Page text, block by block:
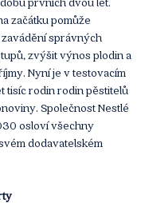
začátku pomůže
správných
zvýšit výnos plodin a
Nyní je v testovacím
tisíc rodin rodin pěstitelů
Společnost Nestlé
osloví všechny
dodavatelském